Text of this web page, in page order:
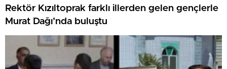
Rektör Kızıltoprak farklı illerden gelen gençlerle
Murat Dağı’nda buluştu